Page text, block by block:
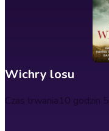
Wichry losu
Czas trwania10 godzin